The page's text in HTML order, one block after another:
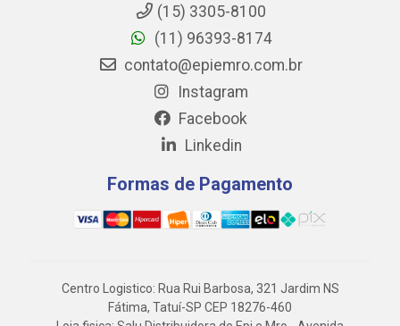
(15) 3305-8100
(11) 96393-8174
contato@epiemro.com.br
Instagram
Facebook
Linkedin
Formas de Pagamento
Centro Logistico: Rua Rui Barbosa, 321 Jardim NS
Fátima, Tatuí-SP CEP 18276-460